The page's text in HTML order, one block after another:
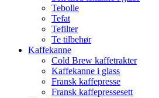
Tebolle
Tefat
Tefilter
Te tilbehør
Kaffekanne
Cold Brew kaffetrakter
Kaffekanne i glass
Fransk kaffepresse
Fransk kaffepressesett